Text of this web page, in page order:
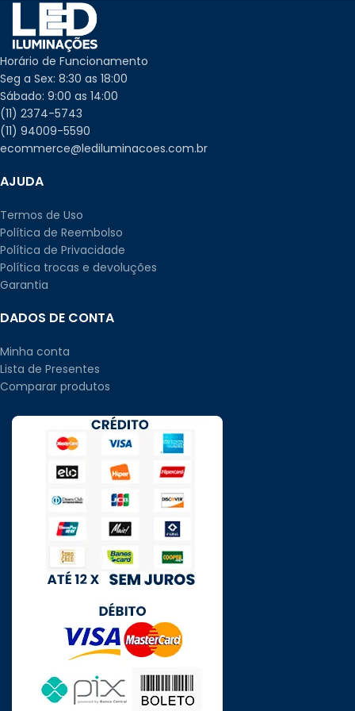
Horário de Funcionamento
Seg a Sex: 8:30 as 18:00
Sábado: 9:00 as 14:00
(11) 2374-5743
(11) 94009-5590
ecommerce@lediluminacoes.com.br
AJUDA
Termos de Uso
Política de Reembolso
Política de Privacidade
Política trocas e devoluções
Garantia
DADOS DE CONTA
Minha conta
Lista de Presentes
Comparar produtos